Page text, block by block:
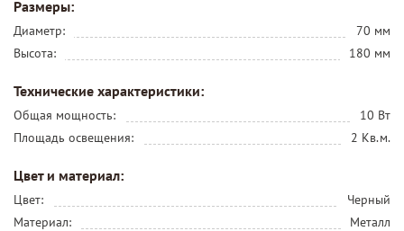
Размеры:
Диаметр:
70 мм
Высота:
180 мм
Технические характеристики:
Общая мощность:
10 Вт
Площадь освещения:
2 Кв.м.
Цвет и материал:
Цвет:
Черный
Материал:
Металл